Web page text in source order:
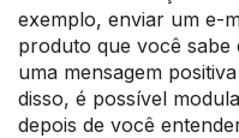
exemplo, enviar um e-
produto que você sabe
uma mensagem
disso, é possível
depois de você